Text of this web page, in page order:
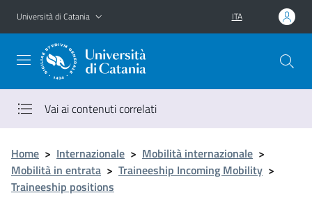
Vai al contenuto principale
Vai al menu di navigazione
Università di Catania ITA
Vai ai contenuti correlati
Home > Internazionale > Mobilità internazionale >
Mobilità in entrata > Traineeship Incoming Mobility >
Traineeship positions